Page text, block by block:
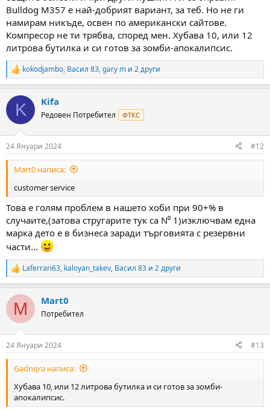
Bulldog M357 е най-добрият вариант, за теб. Но не ги
намирам никъде, освен по американски сайтове.
Компресор не ти трябва, според мен. Хубава 10, или 12
литрова бутилка и си готов за зомби-апокалипсис.
R
e
c
i
s
:
kokodjambo, Васил 83,gary m и 2 други
K Kifa
Редовен Потребител ФТКС
24 Януари 2024 #12
Mart0 написа:
customer service
Това е голям проблем в нашето хоби при 90+% в
случаите,(затова стругарите тук са N⁰ 1)изключвам една
марка дето е в бизнеса заради търговията с резервни
части...
R
e
c
i
s
:
Laferrari63, kaloyan_takev, Васил 83 и 2 други
M Mart0
Потребител
24 Януари 2024 #13
Gadnqra написа:
Хубава 10, или 12 литрова бутилка и си готов за зомби-
апокалипсис.